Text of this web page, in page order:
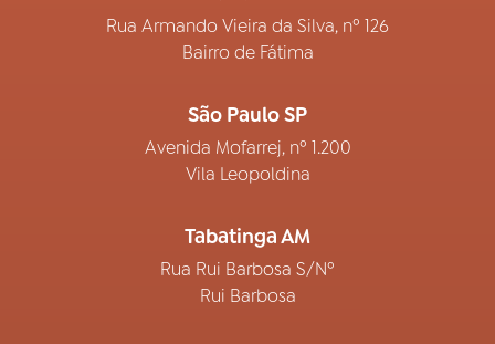
Rua Armando Vieira da Silva, nº 126
Bairro de Fátima
São Paulo SP
Avenida Mofarrej, nº 1.200
Vila Leopoldina
Tabatinga AM
Rua Rui Barbosa S/Nº
Rui Barbosa